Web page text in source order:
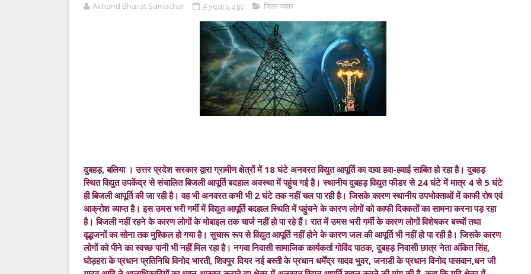
Akhand Bharat Samachar 4 years ago जिला जवार
दुबहड़, बलिया । उत्तर प्रदेश सरकार द्वारा ग्रामीण क्षेत्रों में 18 घंटे अनवरत विद्युत आपूर्ति का दावा हवा-हवाई साबित हो रहा है। दुबहड़
स्थित विद्युत उपकेंद्र से संचालित बिजली आपूर्ति बदहाल अवस्था में पहुंच गई है। स्थानीय दुबहड़ विद्युत फीडर से 24 घंटे में मात्र 4 से 5 घंटे
ही बिजली आपूर्ति की जा रही है। वह भी अनवरत कभी भी 2 घंटे तक नहीं चल पा रही है। जिसके कारण स्थानीय उपभोक्ताओं में काफी रोष एवं
आक्रोश व्याप्त है। इस उमस भरी गर्मी में विद्युत आपूर्ति बदहाल स्थिति में पहुंचने के कारण लोगों को काफी दिक्कतों का सामना करना पड़ रहा
है। बिजली नहीं रहने के कारण लोगों के मोबाइल तक चार्ज नहीं हो पा रहे हैं। रात में उमस भरी गर्मी के कारण लोगों विशेषकर बच्चों तथा
वृद्धजनों का सोना तक मुश्किल हो गया है। सुचारू रूप से विद्युत आपूर्ति नहीं होने के कारण जल की आपूर्ति भी नहीं हो पा रही है। जिसके कारण
लोगों को पीने का स्वच्छ पानी भी नहीं मिल रहा है। नगवा निवासी सामाजिक कार्यकर्ता गोविंद पाठक, दुबहड़ निवासी छात्र नेता अंकित सिंह,
घोड़हरा के प्रधान प्रतिनिधि विनोद भारती, शिवपुर दियर नई बस्ती के प्रधान धर्मेंद्र यादव भुवर, जनाडी के प्रधान विनोद पासवान,धन जी